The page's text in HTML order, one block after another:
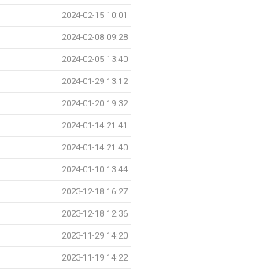
2024-02-15 10:01
2024-02-08 09:28
2024-02-05 13:40
2024-01-29 13:12
2024-01-20 19:32
2024-01-14 21:41
2024-01-14 21:40
2024-01-10 13:44
2023-12-18 16:27
2023-12-18 12:36
2023-11-29 14:20
2023-11-19 14:22